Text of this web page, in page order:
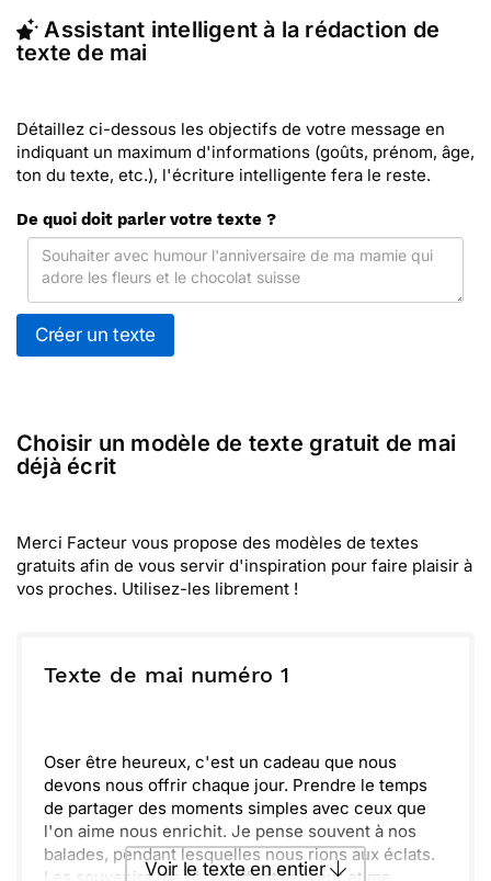
pas cher). Merci Facteur vous propose 43 modèles
imprimés de de mai à envoyer avec le texte de
Assistant intelligent à la rédaction de
texte de mai
Détaillez ci-dessous les objectifs de votre message en
indiquant un maximum d'informations (goûts, prénom, âge,
ton du texte, etc.), l'écriture intelligente fera le reste.
De quoi doit parler votre texte ?
Créer un texte
Choisir un modèle de texte gratuit de mai
déjà écrit
Merci Facteur vous propose des modèles de textes
gratuits afin de vous servir d'inspiration pour faire plaisir à
vos proches. Utilisez-les librement !
Texte de mai numéro 1
Oser être heureux, c'est un cadeau que nous
devons nous offrir chaque jour. Prendre le temps
de partager des moments simples avec ceux que
l'on aime nous enrichit. Je pense souvent à nos
balades, pendant lesquelles nous rions aux éclats.
Voir le texte en entier